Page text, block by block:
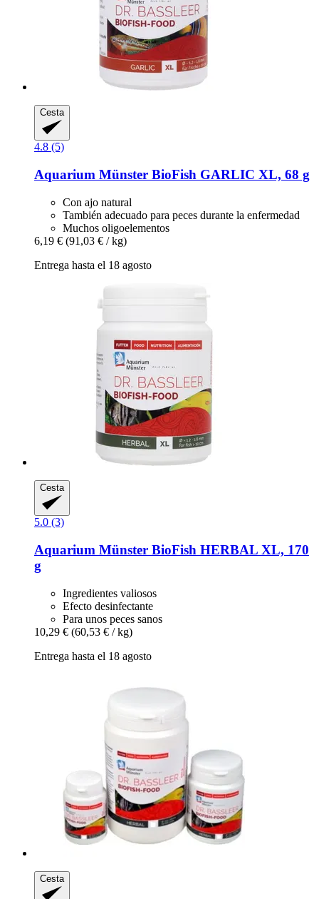
Cesta
4.8 (5)
Aquarium Münster BioFish GARLIC XL, 68 g
Con ajo natural
También adecuado para peces durante la enfermedad
Muchos oligoelementos
6,19 € (91,03 € / kg)
Entrega hasta el 18 agosto
Cesta
5.0 (3)
Aquarium Münster BioFish HERBAL XL, 170
g
Ingredientes valiosos
Efecto desinfectante
Para unos peces sanos
10,29 € (60,53 € / kg)
Entrega hasta el 18 agosto
Cesta